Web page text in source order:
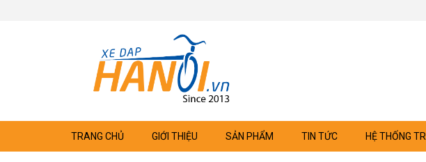
TRANG CHỦ GIỚI THIỆU SẢN PHẨM TIN TỨC HỆ THỐNG